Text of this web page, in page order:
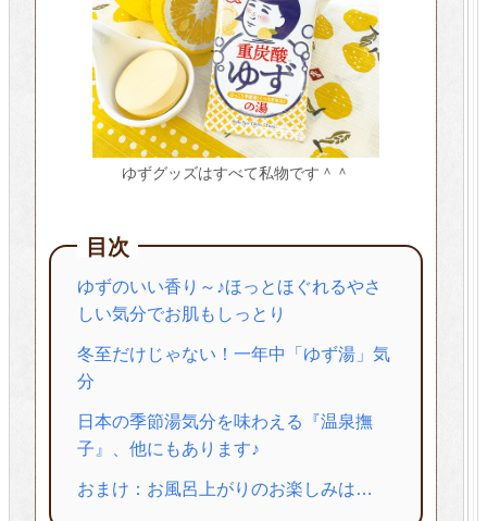
ゆずグッズはすべて私物です＾＾
目次
ゆずのいい香り～♪ほっとほぐれるやさ
しい気分でお肌もしっとり
冬至だけじゃない！一年中「ゆず湯」気
分
日本の季節湯気分を味わえる『温泉撫
子』、他にもあります♪
おまけ：お風呂上がりのお楽しみは…